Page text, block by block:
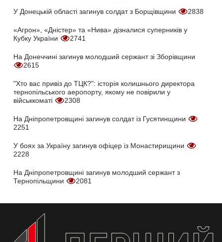
У Донецькій області загинув солдат з Борщівщини 2838
«Агрон», «Дністер» та «Нива» дізналися суперників у
Кубку України
2741
На Донеччині загинув молодший сержант зі Зборівщини
2615
"Хто вас привіз до ТЦК?": історія колишнього директора
тернопільського аеропорту, якому не повірили у
військкоматі
2308
На Дніпропетровщині загинув солдат із Гусятинщини
2251
У боях за Україну загинув офіцер із Монастирищини
2228
На Дніпропетровщині загинув молодший сержант з
Тернопільщини
2081